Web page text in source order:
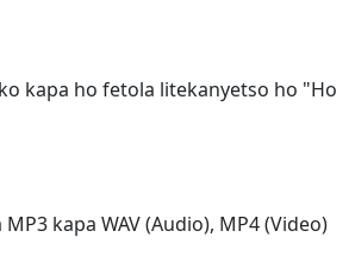
kapa ho fetola litekanyetso ho "Ho
kapa WAV (Audio), MP4 (Video)